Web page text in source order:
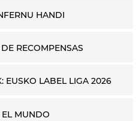
HANDI
RECOMPENSAS
EUSKO LABEL LIGA 2026
EL MUNDO